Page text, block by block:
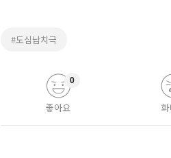
#도심납치극
좋아요
0